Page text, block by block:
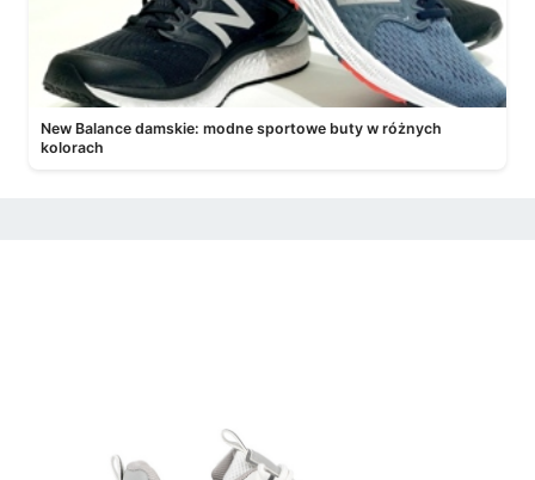
New Balance damskie: modne sportowe buty w różnych
kolorach